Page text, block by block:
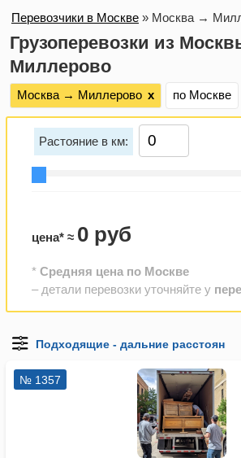
Перевозчики в Москве » Москва →
Грузоперевозки из
Миллерово
Москва → Миллерово х по Москве
Растояние в км:
цена* ≈ 0 руб
* Средняя цена по Москве
– детали перевозки уточняйте у
№ 1357